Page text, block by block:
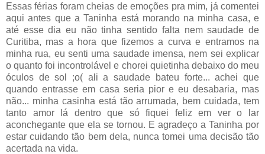
Essas férias foram cheias de emoções pra mim, já comentei
aqui antes que a Taninha está morando na minha casa, e
até esse dia eu não tinha sentido falta nem saudade de
Curitiba, mas a hora que fizemos a curva e entramos na
minha rua, eu senti uma saudade imensa, nem sei explicar
o quanto foi incontrolável e chorei quietinha debaixo do meu
óculos de sol ;o( ali a saudade bateu forte... achei que
quando entrasse em casa seria pior e eu desabaria, mas
não... minha casinha está tão arrumada, bem cuidada, tem
tanto amor lá dentro que só fiquei feliz em ver o lar
aconchegante que ela se tornou. E agradeço a Taninha por
estar cuidando tão bem dela, nunca tomei uma decisão tão
acertada na vida.